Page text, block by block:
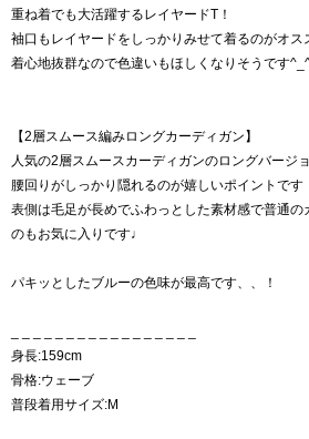
重ね着でも大活躍するレイヤードT！
袖口もレイヤードをしっかりみせて着るのがオ
着心地抜群なので色違いもほしくなりそうです
【2層スムース編みロングカーディガン】
人気の2層スムースカーディガンのロングバージ
腰回りがしっかり隠れるのが嬉しいポイントです
表側は毛足が長めでふわっとした素材感で普通の
のもお気に入りです♩
パキッとしたブルーの色味が最高です、、！
身長:159cm
骨格:ウェーブ
普段着用サイズ:M